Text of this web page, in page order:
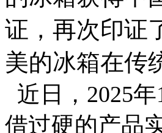
证，再次印证
美的冰箱在传
近日，2025
借过硬的产品